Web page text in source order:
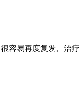
容易再度复发。治